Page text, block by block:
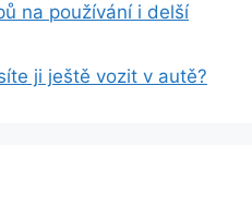
na používání i delší
ji ještě vozit v autě?